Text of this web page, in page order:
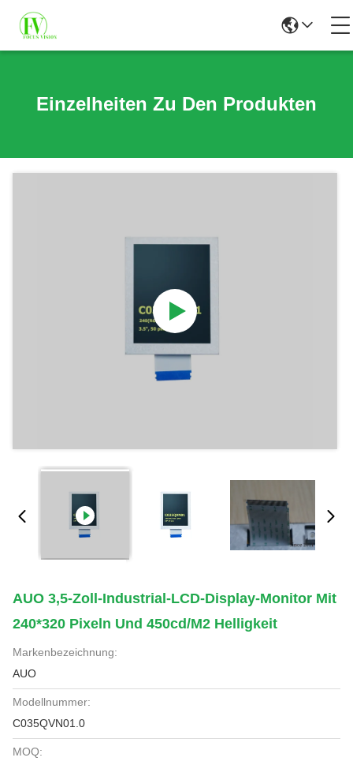
Einzelheiten Zu Den Produkten
AUO 3,5-Zoll-Industrial-LCD-Display-Monitor Mit
240*320 Pixeln Und 450cd/m2 Helligkeit
Markenbezeichnung:
AUO
Modellnummer:
C035QVN01.0
MOQ: